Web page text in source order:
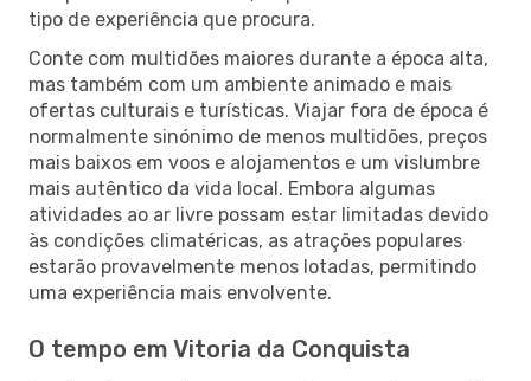
tipo de experiência que procura.
Conte com multidões maiores durante a época alta,
mas também com um ambiente animado e mais
ofertas culturais e turísticas. Viajar fora de época é
normalmente sinónimo de menos multidões, preços
mais baixos em voos e alojamentos e um vislumbre
mais autêntico da vida local. Embora algumas
atividades ao ar livre possam estar limitadas devido
às condições climatéricas, as atrações populares
estarão provavelmente menos lotadas, permitindo
uma experiência mais envolvente.
O tempo em Vitoria da Conquista